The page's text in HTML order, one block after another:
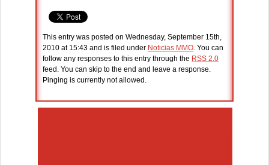
This entry was posted on Wednesday, September 15th,
2010 at 15:43 and is filed under Noticias MMO. You can
follow any responses to this entry through the RSS 2.0
feed. You can skip to the end and leave a response.
Pinging is currently not allowed.